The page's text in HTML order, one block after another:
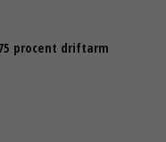
procent driftarm